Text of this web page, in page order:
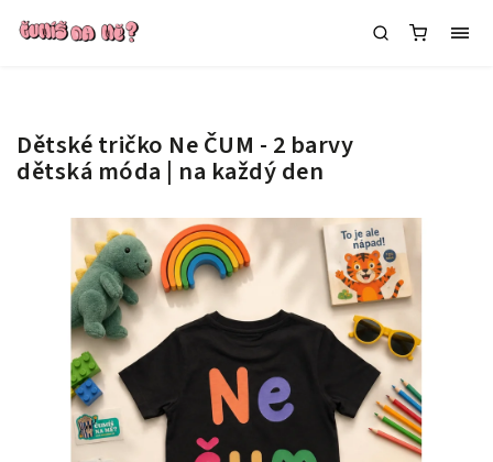
Dětské tričko Ne ČUM - 2 barvy
dětská móda | na každý den